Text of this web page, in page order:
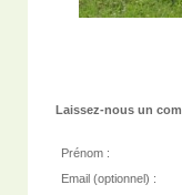
Laissez-nous un
Prénom :
Email (optionnel) :